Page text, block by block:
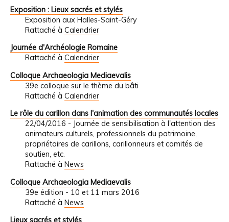
Exposition : Lieux sacrés et stylés
Exposition aux Halles-Saint-Géry
Rattaché à Calendrier
Journée d'Archéologie Romaine
Rattaché à Calendrier
Colloque Archaeologia Mediaevalis
39e colloque sur le thème du bâti
Rattaché à Calendrier
Le rôle du carillon dans l'animation des communautés locales
22/04/2016 - Journée de sensibilisation à l'attention des
animateurs culturels, professionnels du patrimoine,
propriétaires de carillons, carillonneurs et comités de
soutien, etc.
Rattaché à News
Colloque Archaeologia Mediaevalis
39e édition - 10 et 11 mars 2016
Rattaché à News
Lieux sacrés et stylés